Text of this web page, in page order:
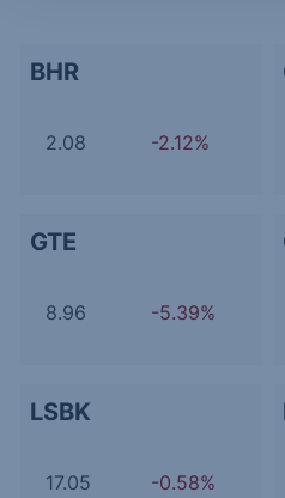
BHR
2.08 -2.12%
GTE
8.96 -5.39%
LSBK
17.05 -0.58%